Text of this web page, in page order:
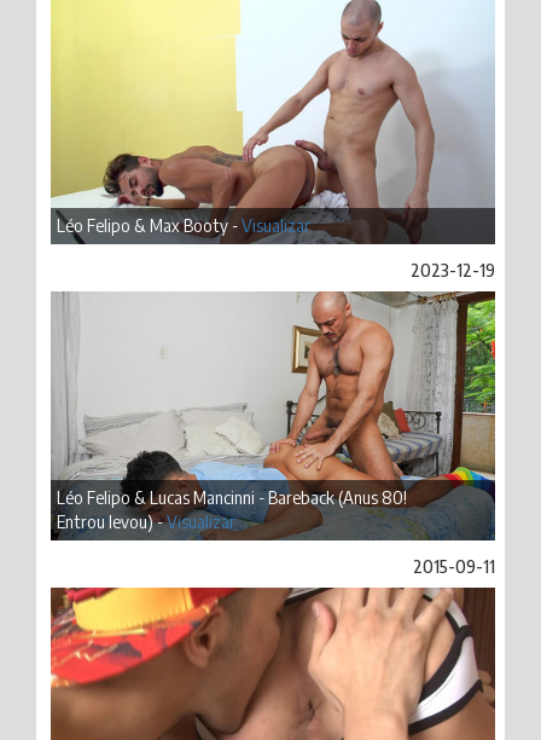
Léo Felipo & Max Booty -Visualizar
2023-12-19
Léo Felipo & Lucas Mancinni - Bareback (Anus 80!
Entrou levou) -Visualizar
2015-09-11